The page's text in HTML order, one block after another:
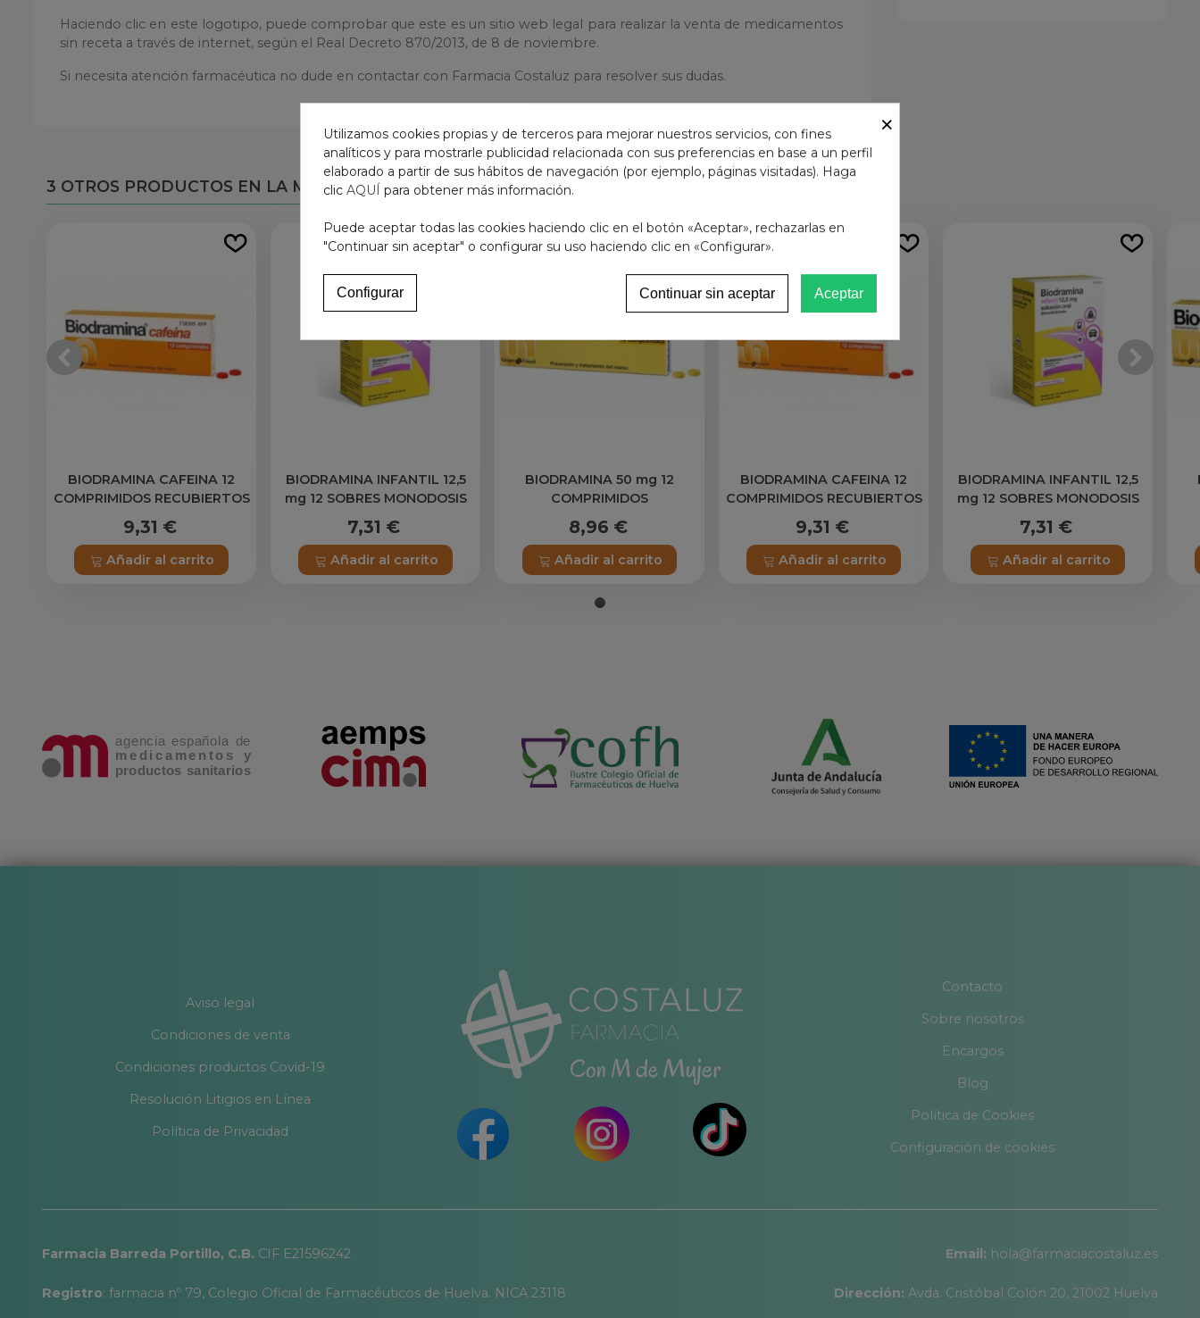
Haciendo clic en este logotipo, puede comprobar que este es un sitio web legal para realizar la venta de medicamentos
sin receta a través de internet, según el Real Decreto 870/2013, de 8 de noviembre.
Si necesita atención farmacéutica no dude en contactar con Farmacia Costaluz para resolver sus dudas.
3 OTROS PRODUCTOS EN LA MISMA CATEGORÍA:
BIODRAMINA CAFEINA 12
COMPRIMIDOS RECUBIERTOS
9,31 €
Añadir al carrito
BIODRAMINA INFANTIL 12,5
mg 12 SOBRES MONODOSIS
SOLUCION ORAL 2,5 ml
7,31 €
Añadir al carrito
BIODRAMINA 50 mg 12
COMPRIMIDOS
8,96 €
Añadir al carrito
BIODRAMINA CAFEINA 12
COMPRIMIDOS RECUBIERTOS
9,31 €
Añadir al carrito
BIODRAMINA INFANTIL 12,5
mg 12 SOBRES MONODOSIS
SOLUCION ORAL 2,5 ml
7,31 €
Añadir al carrito
Aviso legal
Condiciones de venta
Condiciones productos Covid-19
Resolución Litigios en Línea
Política de Privacidad
Contacto
Sobre nosotros
Encargos
Blog
Política de Cookies
Configuración de cookies
Farmacia Barreda Portillo, C.B. CIF E21596242
Registro: farmacia nº 79, Colegio Oficial de Farmacéuticos de Huelva. NICA 23118
Email: hola@farmaciacostaluz.es
Dirección: Avda. Cristóbal Colón 20, 21002 Huelva
×
Utilizamos cookies propias y de terceros para mejorar nuestros servicios, con fines
analíticos y para mostrarle publicidad relacionada con sus preferencias en base a un perfil
elaborado a partir de sus hábitos de navegación (por ejemplo, páginas visitadas). Haga
clic AQUÍ para obtener más información.
Puede aceptar todas las cookies haciendo clic en el botón «Aceptar», rechazarlas en
"Continuar sin aceptar" o configurar su uso haciendo clic en «Configurar».
Aceptar
Continuar sin aceptar
Configurar